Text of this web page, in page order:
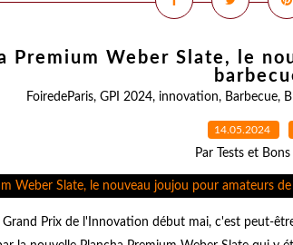
Premium Weber Slate, le
FoiredeParis, GPI 2024, innovation, Barbecue,
14.05.2024
Par Tests et Bons
Prix de l'Innovation début mai, c'est peut-